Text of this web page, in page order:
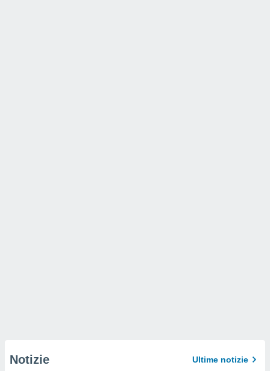
Notizie Ultime notizie